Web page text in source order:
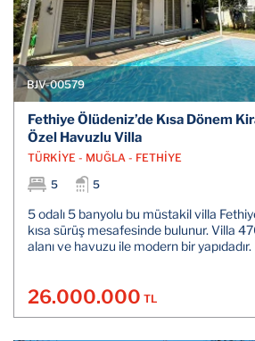
BJV-00579
Fethiye Ölüdeniz’de Kısa Dönem
Özel Havuzlu Villa
TÜRKİYE - MUĞLA - FETHİYE
5
5
5 odalı 5 banyolu bu müstakil villa
kısa sürüş mesafesinde bulunur. Villa
alanı ve havuzu ile modern bir yapıdadır.
26.000.000 TL